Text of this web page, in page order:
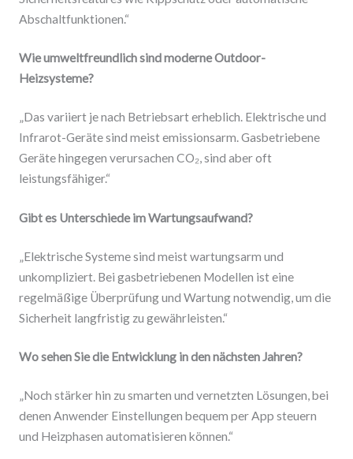
Abschaltfunktionen.“
Wie umweltfreundlich sind moderne Outdoor-
Heizsysteme?
„Das variiert je nach Betriebsart erheblich. Elektrische und
Infrarot-Geräte sind meist emissionsarm. Gasbetriebene
Geräte hingegen verursachen CO₂, sind aber oft
leistungsfähiger.“
Gibt es Unterschiede im Wartungsaufwand?
„Elektrische Systeme sind meist wartungsarm und
unkompliziert. Bei gasbetriebenen Modellen ist eine
regelmäßige Überprüfung und Wartung notwendig, um die
Sicherheit langfristig zu gewährleisten.“
Wo sehen Sie die Entwicklung in den nächsten Jahren?
„Noch stärker hin zu smarten und vernetzten Lösungen, bei
denen Anwender Einstellungen bequem per App steuern
und Heizphasen automatisieren können.“